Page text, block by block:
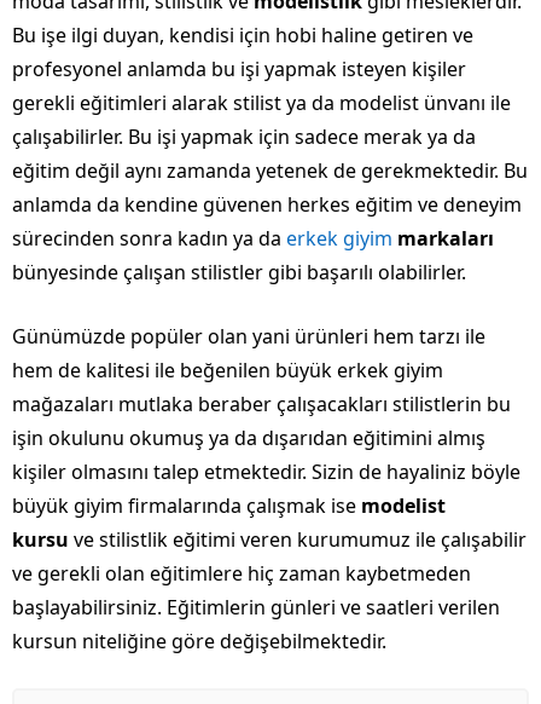
Bu işe ilgi duyan, kendisi için hobi haline getiren ve
profesyonel anlamda bu işi yapmak isteyen kişiler
gerekli eğitimleri alarak stilist ya da modelist ünvanı ile
çalışabilirler. Bu işi yapmak için sadece merak ya da
eğitim değil aynı zamanda yetenek de gerekmektedir. Bu
anlamda da kendine güvenen herkes eğitim ve deneyim
sürecinden sonra kadın ya da erkek giyim markaları
bünyesinde çalışan stilistler gibi başarılı olabilirler.
Günümüzde popüler olan yani ürünleri hem tarzı ile
hem de kalitesi ile beğenilen büyük erkek giyim
mağazaları mutlaka beraber çalışacakları stilistlerin bu
işin okulunu okumuş ya da dışarıdan eğitimini almış
kişiler olmasını talep etmektedir. Sizin de hayaliniz böyle
büyük giyim firmalarında çalışmak ise modelist
kursu ve stilistlik eğitimi veren kurumumuz ile çalışabilir
ve gerekli olan eğitimlere hiç zaman kaybetmeden
başlayabilirsiniz. Eğitimlerin günleri ve saatleri verilen
kursun niteliğine göre değişebilmektedir.